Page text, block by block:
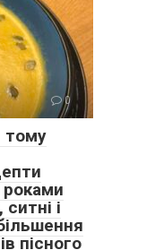
0
тому
роками
і
пісного